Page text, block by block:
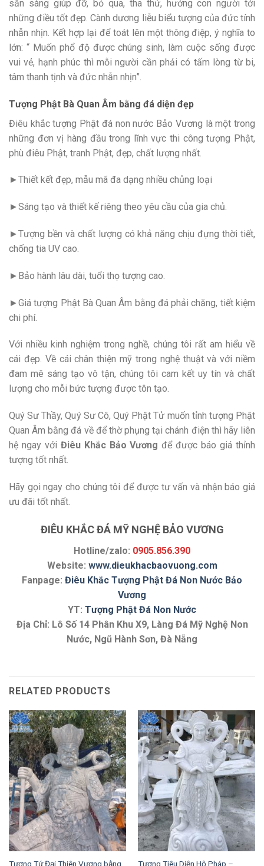
sẵn sàng giúp đỡ, bỏ qua, tha thứ, hướng con người tới
những điều tốt đẹp. Cành dương liễu biểu tượng của đức tính
nhẫn nhịn. Kết hợp lại để toát lên một thông điệp, ý nghĩa to
lớn: “ Muốn phổ độ được chúng sinh, làm cuộc sống được
vui vẻ, hạnh phúc thì mỗi người cần phải có tấm lòng từ bi,
tâm thanh tịnh và đức nhẫn nhịn”.
Tượng Phật Bà Quan Âm bằng đá diện đẹp
Điêu khắc tượng Phật đá non nước Bảo Vương là một trong
những đơn vị hàng đầu trong lĩnh vực thi công tượng Phật,
phù điêu Phật, tranh Phật, đẹp, chất lượng nhất.
►Thiết kết đẹp, mẫu mã đa dạng nhiều chủng loại
►Sáng tạo và thiết kế riêng theo yêu cầu của gia chủ.
►Tượng bền và chất lượng có khả năng chịu đựng thời tiết,
chống tia UV cao.
►Bảo hành lâu dài, tuổi thọ tượng cao.
►Giá tượng Phật Bà Quan Âm bằng đá phải chăng, tiết kiệm
chi phí.
Với nhiều kinh nghiệm trong nghề, chúng tôi rất am hiểu về
cái đẹp. Về cái chân thiện mỹ trong nghệ thuật và với niềm
đam mê sáng tạo vô tận, chúng tôi cam kết uy tín và chất
lượng cho mỗi bức tượng được tôn tạo.
Quý Sư Thầy, Quý Sư Cô, Quý Phật Tử muốn tỉnh tượng Phật
Quan Âm bằng đá về để thờ phụng tại chánh điện thì hãy liên
hệ ngay với Điêu Khắc Bảo Vươngđể được báo giá thỉnh
tượng tốt nhất.
Hãy gọi ngay cho chúng tôi để được tư vấn và nhận báo giá
ưu đãi tốt nhất.
ĐIÊU KHẮC ĐÁ MỸ NGHỆ BẢO VƯƠNG
Hotline/zalo: 0905.856.390
Website: www.dieukhacbaovuong.com
Fanpage: Điêu Khắc Tượng Phật Đá Non Nước Bảo
Vương
YT: Tượng Phật Đá Non Nước
Địa Chỉ: Lô Số 14 Phân Khu X9, Làng Đá Mỹ Nghệ Non
Nước, Ngũ Hành Sơn, Đà Nẵng
RELATED PRODUCTS
Tượng Tứ Đại Thiên Vương bằng
Tượng Tiêu Diện Hộ Pháp –